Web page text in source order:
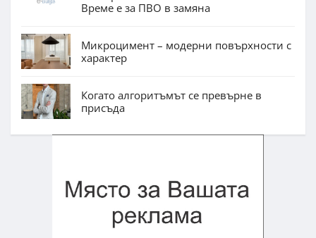
Време е за ПВО в замяна
Микроцимент – модерни повърхности с
характер
Когато алгоритъмът се превърне в
присъда